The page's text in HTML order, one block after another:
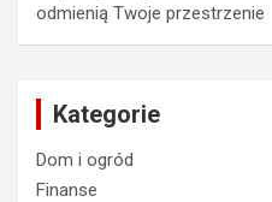
odmienią Twoje przestrzenie
Kategorie
Dom i ogród
Finanse